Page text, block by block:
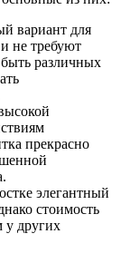
вариант для
не требуют
различных
прекрасно
элегантный
стоимость
у других